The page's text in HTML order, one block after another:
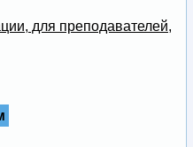
для преподавателей,